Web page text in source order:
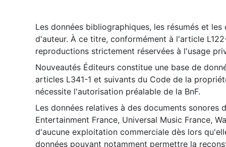
Les données bibliographiques, les résumés et
d'auteur. À ce titre, conformément à l'article
reproductions strictement réservées à l'usage
Nouveautés Éditeurs constitue une base de
articles L341-1 et suivants du Code de la
nécessite l'autorisation préalable de la BnF.
Les données relatives à des documents sonores
Entertainment France, Universal Music France,
d'aucune exploitation commerciale dès lors
données pouvant notamment permettre la